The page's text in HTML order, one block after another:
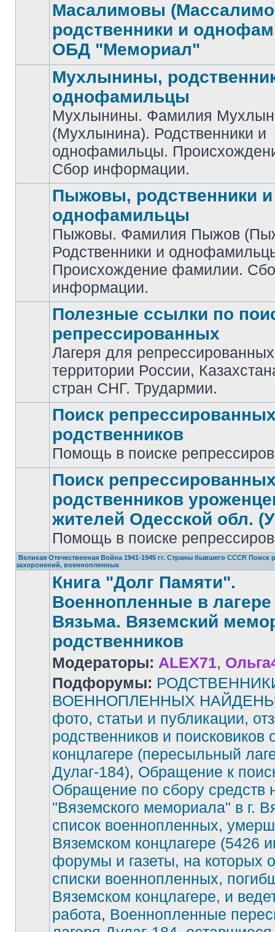
Нет
непрочитанных
сообщений
Масалимовы
родственники и
ОБД "Мемориал"
Нет
непрочитанных
сообщений
Мухлынины,
однофамильцы
Мухлынины. Фамилия
(Мухлынина). Родственники и
однофамильцы.
Сбор информации.
Нет
непрочитанных
сообщений
Пыжовы, родственники и
однофамильцы
Пыжовы. Фамилия Пыжов
Родственники и
Происхождение фамилии.
информации.
непрочитанных
сообщений
Полезные ссылки по
репрессированных
Лагеря для
территории России,
стран СНГ. Трудармии.
Нет
непрочитанных
сообщений
Поиск
родственников
Помощь в поиске
Нет
непрочитанных
сообщений
Поиск
родственников
жителей Одесской обл.
Помощь в поиске
Великая Отечественная Война 1941-1945 гг. Страны бывшего СССР. Поиск
захоронений, военнопленных
Книга "Долг Памяти".
Военнопленные в лагере
Вязьма. Вяземский
родственников
Модераторы: ALEX71,
Подфорумы:
ВОЕННОПЛЕННЫХ
фото, статьи и публикации,
родственников и поисковиков
концлагере (пересыльный
Дулаг-184), Обращение к
Обращение по сбору средств
"Вяземского мемориала" в г.
список военнопленных,
Вяземском концлагере (5426
форумы и газеты, на которых
списки военнопленных,
Вяземском концлагере, и
работа, Военнопленные